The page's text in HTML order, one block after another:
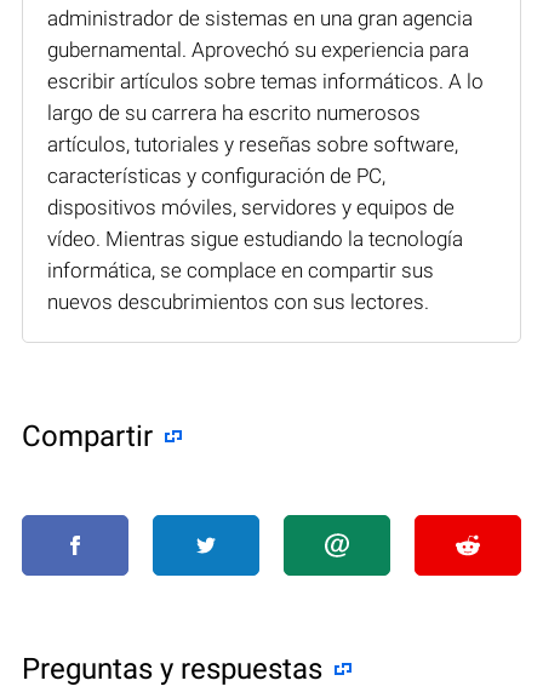
administrador de sistemas en una gran agencia
gubernamental. Aprovechó su experiencia para
escribir artículos sobre temas informáticos. A lo
largo de su carrera ha escrito numerosos
artículos, tutoriales y reseñas sobre software,
características y configuración de PC,
dispositivos móviles, servidores y equipos de
vídeo. Mientras sigue estudiando la tecnología
informática, se complace en compartir sus
nuevos descubrimientos con sus lectores.
Compartir
Preguntas y respuestas